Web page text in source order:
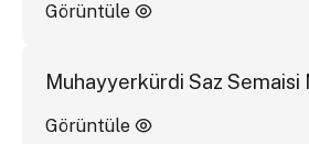
Görüntüle
Muhayyerkürdi Saz
Görüntüle